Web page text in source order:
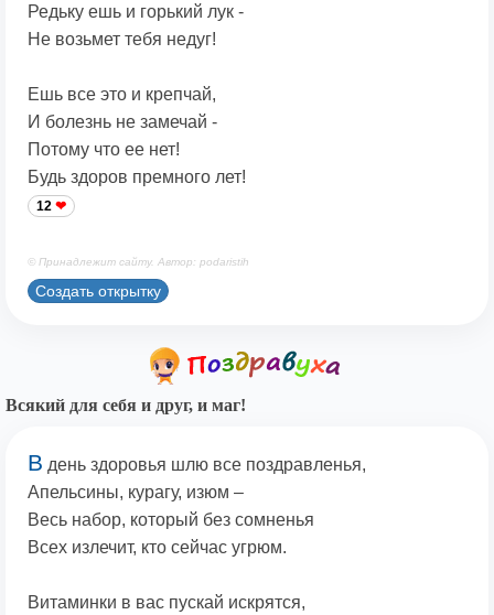
Редьку ешь и горький лук -
Не возьмет тебя недуг!
Ешь все это и крепчай,
И болезнь не замечай -
Потому что ее нет!
Будь здоров премного лет!
12
© Принадлежит сайту. Автор: podaristih
Создать открытку
Всякий для себя и друг, и маг!
В день здоровья шлю все поздравленья,
Апельсины, курагу, изюм –
Весь набор, который без сомненья
Всех излечит, кто сейчас угрюм.
Витаминки в вас пускай искрятся,